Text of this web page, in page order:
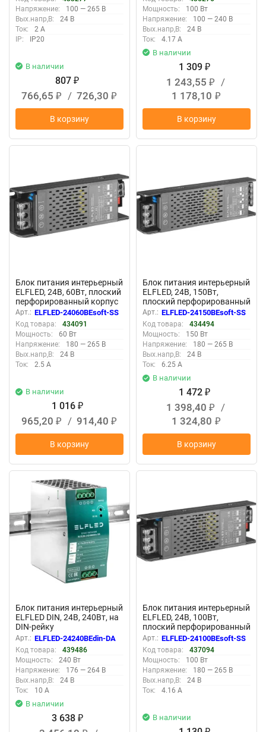
Напряжение:
100 — 265 В
Вых.напр,В:
24 В
Ток:
2 А
IP:
IP20
В наличии
807 ₽
766,65 ₽ / 726,30 ₽
В корзину
Мощность:
100 Вт
Напряжение:
100 — 240 В
Вых.напр,В:
24 В
Ток:
4.17 А
В наличии
1 309 ₽
1 243,55 ₽
/
1 178,10 ₽
В корзину
Блок питания интерьерный
ELFLED, 24В, 60Вт, плоский
перфорированный корпус
(с плавным пуском)
Арт.: ELFLED-24060BEsoft-SS
Код товара:
434091
Мощность:
60 Вт
Напряжение:
180 — 265 В
Вых.напр,В:
24 В
Ток:
2.5 А
В наличии
1 016 ₽
965,20 ₽ / 914,40 ₽
В корзину
Блок питания интерьерный
ELFLED, 24В, 150Вт,
плоский перфорированный
корпус (с плавным пуском)
Арт.: ELFLED-24150BEsoft-SS
Код товара:
434494
Мощность:
150 Вт
Напряжение:
180 — 265 В
Вых.напр,В:
24 В
Ток:
6.25 А
В наличии
1 472 ₽
1 398,40 ₽
/
1 324,80 ₽
В корзину
New
Блок питания интерьерный
ELFLED DIN, 24В, 240Вт, на
DIN-рейку
Арт.: ELFLED-24240BEdin-DA
Код товара:
439486
Мощность:
240 Вт
Напряжение:
176 — 264 В
Вых.напр,В:
24 В
Ток:
10 А
В наличии
3 638 ₽
Блок питания интерьерный
ELFLED, 24В, 100Вт,
плоский перфорированный
корпус (с плавным пуском)
Арт.: ELFLED-24100BEsoft-SS
Код товара:
437094
Мощность:
100 Вт
Напряжение:
180 — 265 В
Вых.напр,В:
24 В
Ток:
4.16 А
В наличии